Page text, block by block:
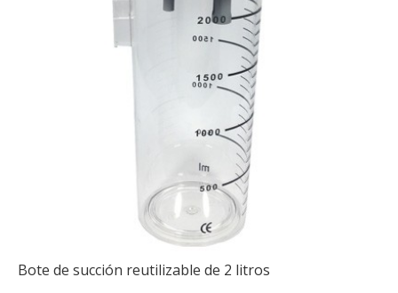
Bote de succión reutilizable de 2 litros